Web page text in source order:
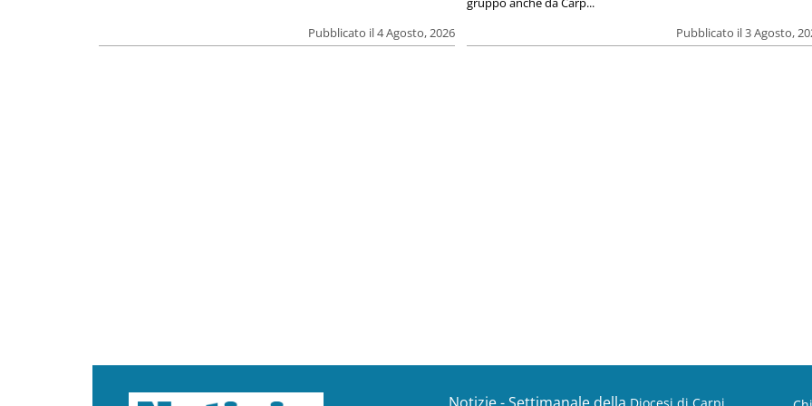
Pubblicato il 4 Agosto, 2026 Pubblicato il 3 Agosto,